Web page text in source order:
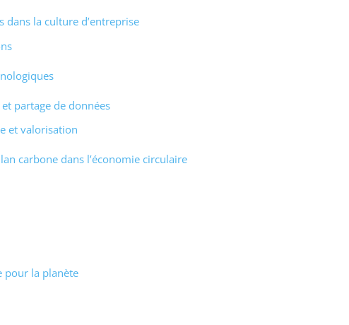
dans la culture d’entreprise
partage de données
et valorisation
carbone dans l’économie circulaire
pour la planète